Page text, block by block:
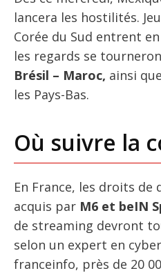
lancera les hostilités.
Corée du Sud entrent
les regards se
Brésil – Maroc, ainsi
les Pays-Bas.
Où suivre la
En France, les droits
acquis par M6 et beIN
de streaming devront
selon un expert en
franceinfo, près de 20